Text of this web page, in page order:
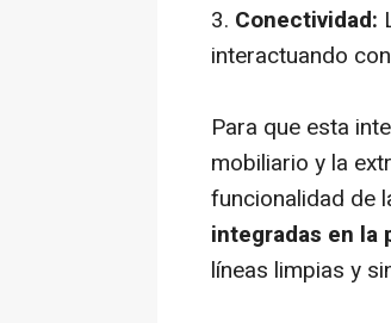
3. Conectividad:
interactuando
Para que esta
mobiliario y la
funcionalidad de
integradas en la
líneas limpias y